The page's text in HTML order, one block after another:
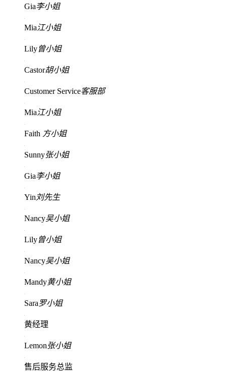
Gia李小姐
Mia江小姐
Lily曾小姐
Castor胡小姐
Customer Service客服部
Mia江小姐
Faith 方小姐
Sunny张小姐
Gia李小姐
Yin 刘先生
Nancy吴小姐
Lily曾小姐
Nancy吴小姐
Mandy黄小姐
Sara罗小姐
黄经理
Lemon张小姐
售后服务总监